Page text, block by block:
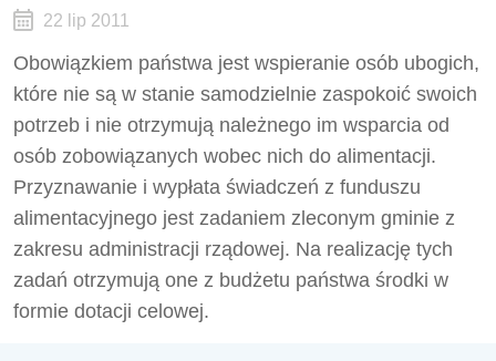
22 lip 2011
Obowiązkiem państwa jest wspieranie osób ubogich,
które nie są w stanie samodzielnie zaspokoić swoich
potrzeb i nie otrzymują należnego im wsparcia od
osób zobowiązanych wobec nich do alimentacji.
Przyznawanie i wypłata świadczeń z funduszu
alimentacyjnego jest zadaniem zleconym gminie z
zakresu administracji rządowej. Na realizację tych
zadań otrzymują one z budżetu państwa środki w
formie dotacji celowej.